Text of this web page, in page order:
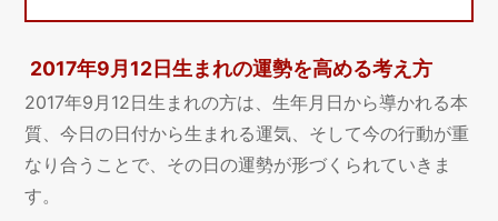
2017年9月12日生まれの運勢を高める考え方
2017年9月12日生まれの方は、生年月日から導かれる本
質、今日の日付から生まれる運気、そして今の行動が重
なり合うことで、その日の運勢が形づくられていきま
す。